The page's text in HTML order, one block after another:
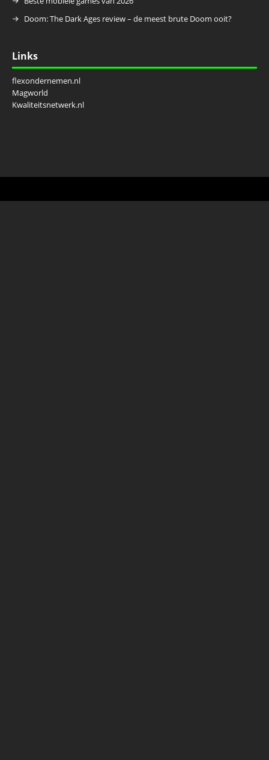
Doom: The Dark Ages review – de meest brute Doom ooit?
Links
flexondernemen.nl
Magworld
Kwaliteitsnetwerk.nl